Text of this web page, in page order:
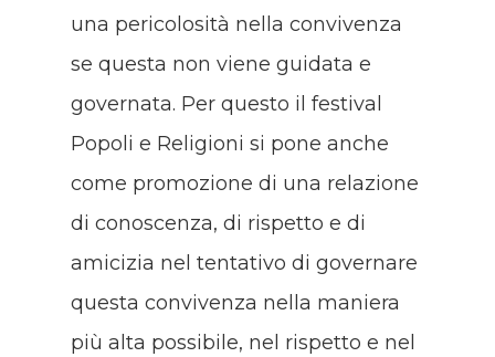
una pericolosità nella convivenza
se questa non viene guidata e
governata. Per questo il festival
Popoli e Religioni si pone anche
come promozione di una relazione
di conoscenza, di rispetto e di
amicizia nel tentativo di governare
questa convivenza nella maniera
più alta possibile, nel rispetto e nel